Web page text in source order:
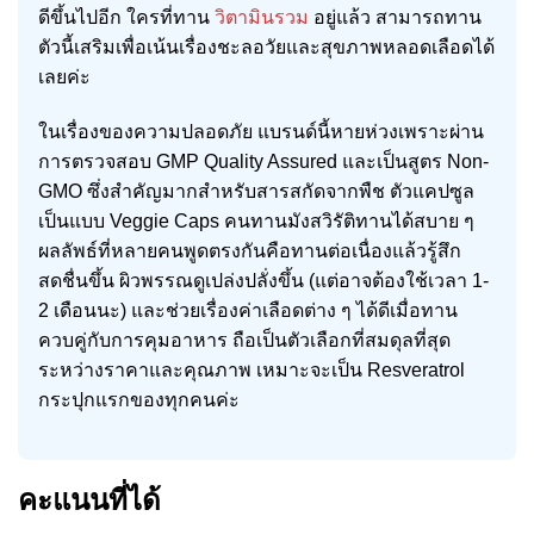
ดีขึ้นไปอีก ใครที่ทาน วิตามินรวม อยู่แล้ว สามารถทาน
ตัวนี้เสริมเพื่อเน้นเรื่องชะลอวัยและสุขภาพหลอดเลือดได้
เลยค่ะ
ในเรื่องของความปลอดภัย แบรนด์นี้หายห่วงเพราะผ่าน
การตรวจสอบ GMP Quality Assured และเป็นสูตร Non-
GMO ซึ่งสำคัญมากสำหรับสารสกัดจากพืช ตัวแคปซูล
เป็นแบบ Veggie Caps คนทานมังสวิรัติทานได้สบาย ๆ
ผลลัพธ์ที่หลายคนพูดตรงกันคือทานต่อเนื่องแล้วรู้สึก
สดชื่นขึ้น ผิวพรรณดูเปล่งปลั่งขึ้น (แต่อาจต้องใช้เวลา 1-
2 เดือนนะ) และช่วยเรื่องค่าเลือดต่าง ๆ ได้ดีเมื่อทาน
ควบคู่กับการคุมอาหาร ถือเป็นตัวเลือกที่สมดุลที่สุด
ระหว่างราคาและคุณภาพ เหมาะจะเป็น Resveratrol
กระปุกแรกของทุกคนค่ะ
คะแนนที่ได้